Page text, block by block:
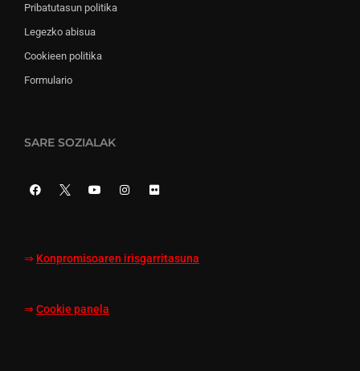
Pribatutasun politika
Legezko abisua
Cookieen politika
Formulario
SARE SOZIALAK
⇒ Konpromisoaren irisgarritasuna
⇒ Cookie panela